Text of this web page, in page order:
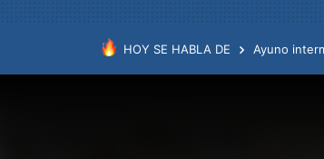
HOY SE HABLA DE Ayuno